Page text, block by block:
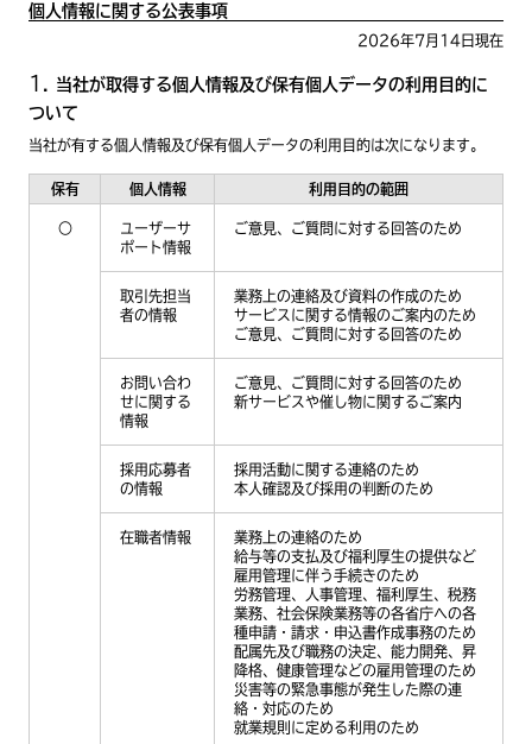
個人情報に関する公表事項
2026年7月14日現在
当社が取得する個人情報及び保有個人データの利用目的に
ついて
当社が有する個人情報及び保有個人データの利用目的は次になります。
保有 個人情報 利用目的の範囲
○
ユーザーサ
ポート情報
ご意見、ご質問に対する回答のため
取引先担当
者の情報
業務上の連絡及び資料の作成のため
サービスに関する情報のご案内のため
ご意見、ご質問に対する回答のため
お問い合わ
せに関する
情報
ご意見、ご質問に対する回答のため
新サービスや催し物に関するご案内
採用応募者
の情報
採用活動に関する連絡のため
本人確認及び採用の判断のため
在職者情報
業務上の連絡のため
給与等の支払及び福利厚生の提供など
雇用管理に伴う手続きのため
労務管理、人事管理、福利厚生、税務
業務、社会保険業務等の各省庁への各
種申請・請求・申込書作成事務のため
配属先及び職務の決定、能力開発、昇
降格、健康管理などの雇用管理のため
災害等の緊急事態が発生した際の連
絡・対応のため
就業規則に定める利用のため